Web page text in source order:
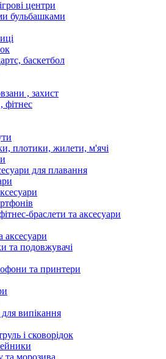
центри
бульбашками
баскетбол
, захист
фітнес
плотики, жилети, м'ячі
для плавання
браслети та аксесуари
аксесуари
та подовжувачі
та принтери
випікання
і сковорідок
та морозива